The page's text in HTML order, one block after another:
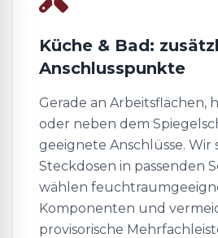
Küche & Bad:
Anschlusspunkte
Gerade an Arbeitsflächen,
oder neben dem
geeignete Anschlüsse. Wir
Steckdosen in passenden
wählen
Komponenten und
provisorische